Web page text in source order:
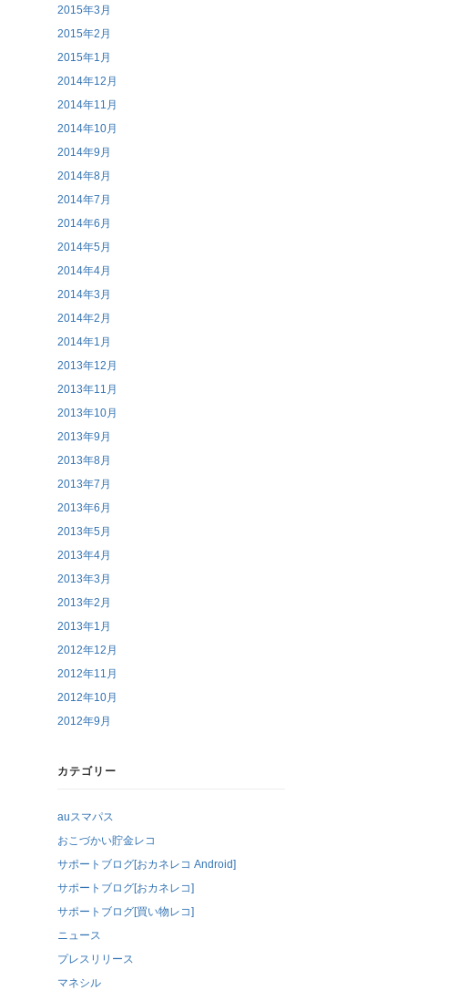
2015年3月
2015年2月
2015年1月
2014年12月
2014年11月
2014年10月
2014年9月
2014年8月
2014年7月
2014年6月
2014年5月
2014年4月
2014年3月
2014年2月
2014年1月
2013年12月
2013年11月
2013年10月
2013年9月
2013年8月
2013年7月
2013年6月
2013年5月
2013年4月
2013年3月
2013年2月
2013年1月
2012年12月
2012年11月
2012年10月
2012年9月
カテゴリー
auスマパス
おこづかい貯金レコ
サポートブログ[おカネレコ Android]
サポートブログ[おカネレコ]
サポートブログ[買い物レコ]
ニュース
プレスリリース
マネシル